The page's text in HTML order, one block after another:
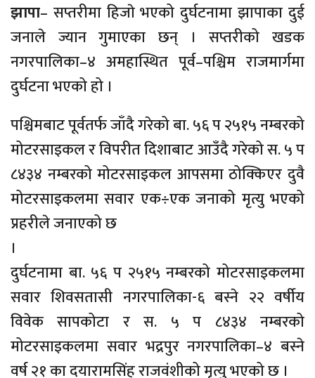
झापा– सप्तरीमा हिजाे भएको दुर्घटनामा झापाका दुई
जनाले ज्यान गुमाएका छन् । सप्तरीको खडक
नगरपालिका–४ अमहास्थित पूर्व–पश्चिम राजमार्गमा
दुर्घटना भएको हो ।
पश्चिमबाट पूर्वतर्फ जाँदै गरेको बा. ५६ प २५१५ नम्बरको
मोटरसाइकल र विपरीत दिशाबाट आउँदै गरेको स. ५ प
८४३४ नम्बरको मोटरसाइकल आपसमा ठोक्किएर दुवै
मोटरसाइकलमा सवार एक÷एक जनाको मृत्यु भएको
प्रहरीले जनाएको छ
।
दुर्घटनामा बा. ५६ प २५१५ नम्बरको मोटरसाइकलमा
सवार शिवसतासी नगरपालिका-६ बस्ने २२ वर्षीय
विवेक सापकोटा र स. ५ प ८४३४ नम्बरको
मोटरसाइकलमा सवार भद्रपुर नगरपालिका–४ बस्ने
वर्ष २१ का दयारामसिंह राजवंशीको मृत्यु भएको छ ।